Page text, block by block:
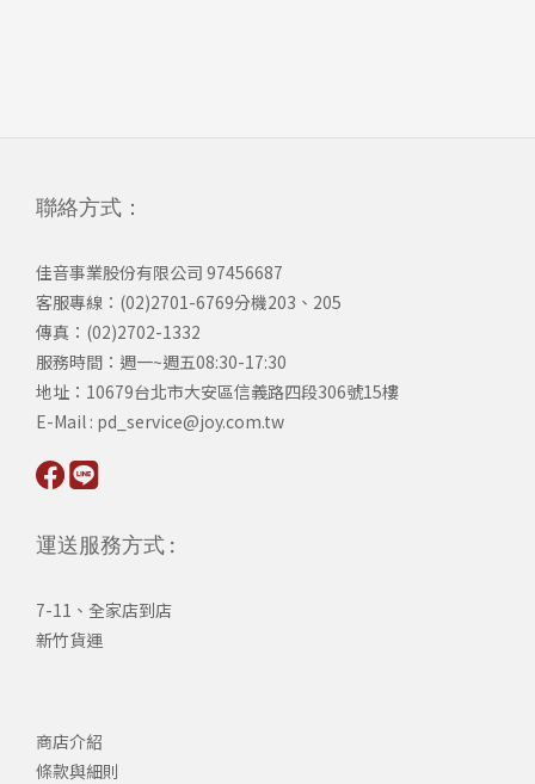
聯絡方式：
佳音事業股份有限公司 97456687
客服專線：(02)2701-6769分機203、205
傳真：(02)2702-1332
服務時間：週一~週五08:30-17:30
​地址：10679台北市大安區信義路四段306號15樓
​E-Mail : pd_service@joy.com.tw
運送服務方式 :
7-11、全家店到店
新竹貨運
商店介紹
條款與細則